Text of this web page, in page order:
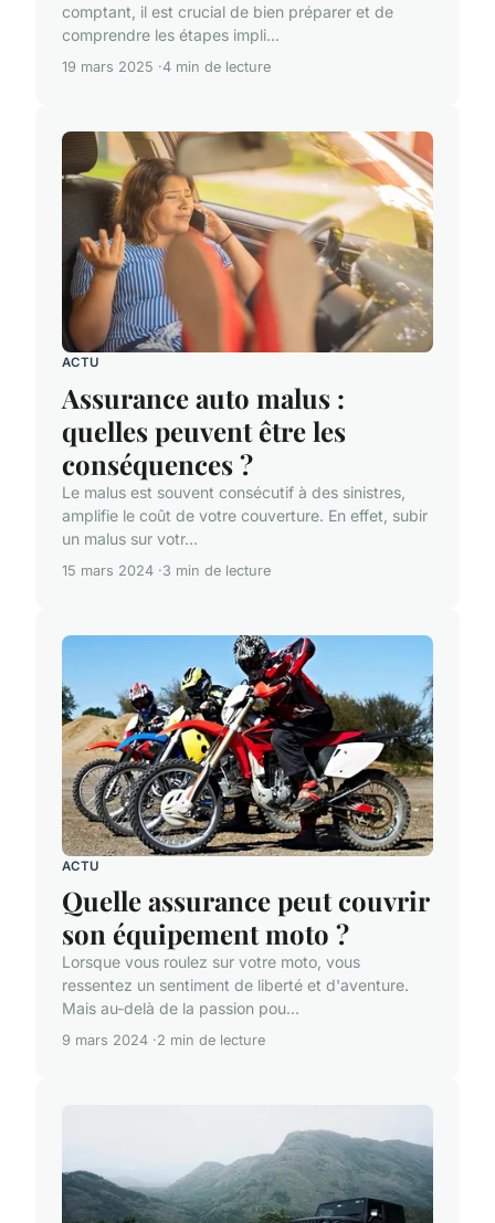
comptant, il est crucial de bien préparer et de
comprendre les étapes impli...
19 mars 2025 4 min de lecture
ACTU
Assurance auto malus :
quelles peuvent être les
conséquences ?
Le malus est souvent consécutif à des sinistres,
amplifie le coût de votre couverture. En effet, subir
un malus sur votr...
15 mars 2024 3 min de lecture
ACTU
Quelle assurance peut couvrir
son équipement moto ?
Lorsque vous roulez sur votre moto, vous
ressentez un sentiment de liberté et d'aventure.
Mais au-delà de la passion pou...
9 mars 2024 2 min de lecture